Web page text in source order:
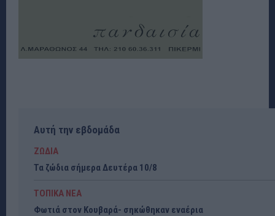
Αυτή την εβδομάδα
ΖΩΔΙΑ
Τα ζώδια σήμερα Δευτέρα 10/8
ΤΟΠΙΚΑ ΝΕΑ
Φωτιά στον Κουβαρά- σηκώθηκαν εναέρια